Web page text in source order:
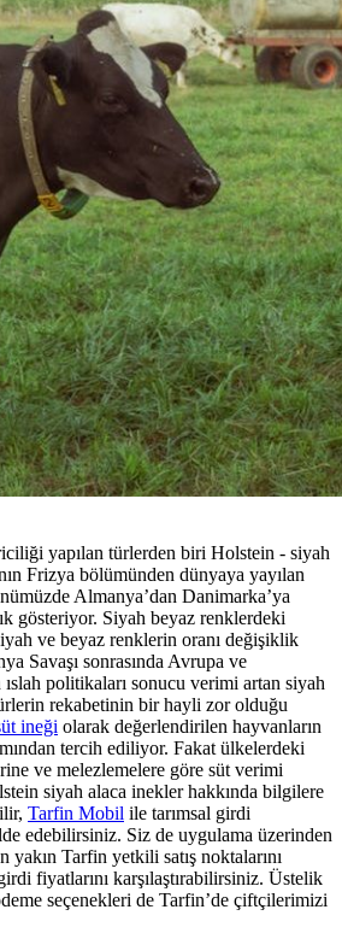
yapılan türlerden biri Holstein - siyah
Frizya bölümünden dünyaya yayılan
Almanya’dan Danimarka’ya
gösteriyor. Siyah beyaz renklerdeki
ve beyaz renklerin oranı değişiklik
Savaşı sonrasında Avrupa ve
politikaları sonucu verimi artan siyah
rekabetinin bir hayli zor olduğu
ineği olarak değerlendirilen hayvanların
tercih ediliyor. Fakat ülkelerdeki
ve melezlemelere göre süt verimi
siyah alaca inekler hakkında bilgilere
Tarfin Mobil ile tarımsal girdi
edebilirsiniz. Siz de uygulama üzerinden
Tarfin yetkili satış noktalarını
fiyatlarını karşılaştırabilirsiniz. Üstelik
seçenekleri de Tarfin’de çiftçilerimizi